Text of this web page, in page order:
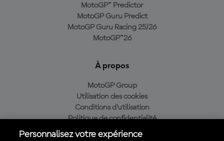
MotoGP™ Predictor
MotoGP Guru Predict
MotoGP Guru Racing 25/26
MotoGP™26
À propos
MotoGP Group
Utilisation des cookies
Conditions d'utilisation
Politique de confidentialité
Politique d’achat
Personnalisez votre expérience